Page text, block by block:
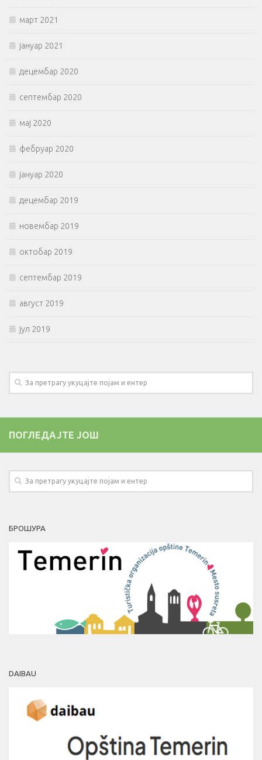
март 2021
јануар 2021
децембар 2020
септембар 2020
мај 2020
фебруар 2020
јануар 2020
децембар 2019
новембар 2019
октобар 2019
септембар 2019
август 2019
јул 2019
ПОГЛЕДАЈТЕ ЈОШ
БРОШУРА
DAIBAU